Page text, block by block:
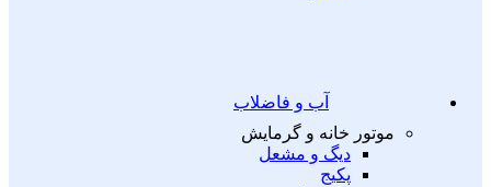
آب و فاضلاب
موتور خانه و گرمایش
دیگ و مشعل
پکیج